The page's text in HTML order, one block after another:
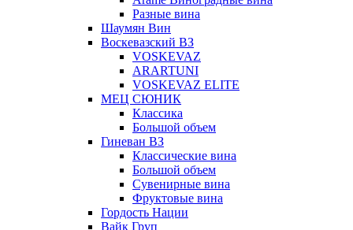
Разные вина
Шаумян Вин
Воскевазский ВЗ
VOSKEVAZ
ARARTUNI
VOSKEVAZ ELITE
МЕЦ СЮНИК
Классика
Большой объем
Гиневан ВЗ
Классические вина
Большой объем
Сувенирные вина
Фруктовые вина
Гордость Нации
Вайк Груп